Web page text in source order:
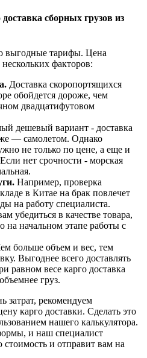
сборных грузов из
выгодные тарифы. Цена
факторов:
Доставка скоропортящихся
обойдется дороже, чем
двадцатифутовом
дешевый вариант - доставка
— самолетом. Однако
не только по цене, а еще и
нет срочности - морская
Например, проверка
в Китае на брак повлечет
на работу специалиста.
убедиться в качестве товара,
на начальном этапе работы с
больше объем и вес, тем
Выгоднее всего доставлять
равном весе карго доставка
груз.
затрат, рекомендуем
карго доставки. Сделать это
нашего калькулятора.
и наш специалист
стоимость и отправит вам на